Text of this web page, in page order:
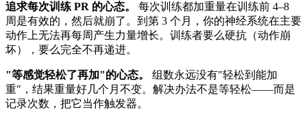
追求每次训练 PR 的心态。
每次训练都加重量在训练前 4–8
周是有效的，然后就崩了。到第 3 个月，你的神经系统在主要
动作上无法再每周产生力量增长。训练者要么硬抗（动作崩
坏），要么完全不再递进。
"等感觉轻松了再加"的心态。
组数永远没有"轻松到能加
重"，结果重量好几个月不变。解决办法不是等轻松——而是
记录次数，把它当作触发器。